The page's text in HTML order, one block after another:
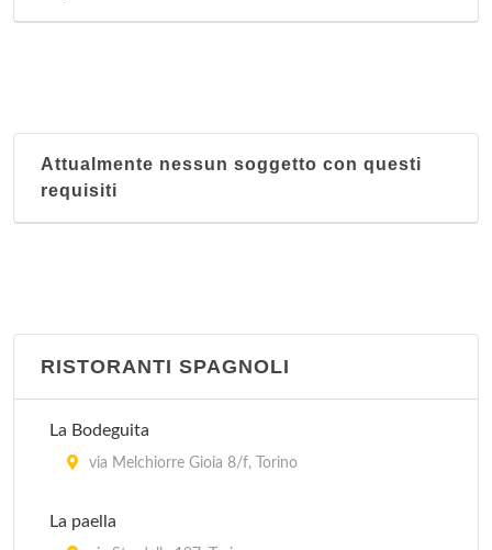
Attualmente nessun soggetto con questi
requisiti
RISTORANTI SPAGNOLI
La Bodeguita
via Melchiorre Gioia 8/f, Torino
La paella